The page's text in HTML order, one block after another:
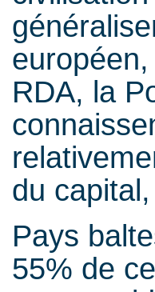
RDA, la
du
Pays
55% de